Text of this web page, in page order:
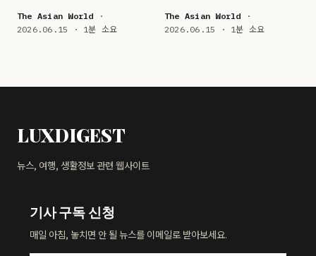
The Asian World ·
2026.06.15 · 1분 소요
The Asian World ·
2026.06.15 · 1분 소요
LUXDIGEST
뉴스, 여행, 생활정보 관련 웹사이트
기사 구독 신청
매일 아침, 놓치면 안 될 뉴스를 이메일로 받아보세요.